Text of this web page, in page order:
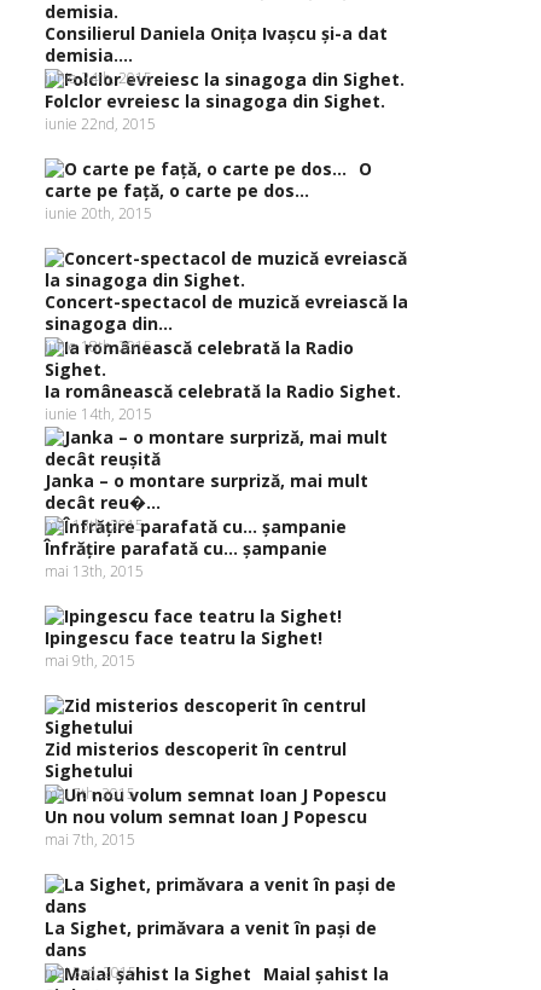
Consilierul Daniela Oniţa Ivaşcu şi-a dat
demisia....
iunie 24th, 2015
Folclor evreiesc la sinagoga din Sighet.
iunie 22nd, 2015
O
carte pe faţă, o carte pe dos…
iunie 20th, 2015
Concert-spectacol de muzică evreiască la
sinagoga din...
iunie 18th, 2015
Ia românească celebrată la Radio Sighet.
iunie 14th, 2015
Janka – o montare surpriză, mai mult
decât reu�...
mai 13th, 2015
Înfrăţire parafată cu… şampanie
mai 13th, 2015
Ipingescu face teatru la Sighet!
mai 9th, 2015
Zid misterios descoperit în centrul
Sighetului
mai 7th, 2015
Un nou volum semnat Ioan J Popescu
mai 7th, 2015
La Sighet, primăvara a venit în paşi de
dans
mai 3rd, 2015
Maial şahist la